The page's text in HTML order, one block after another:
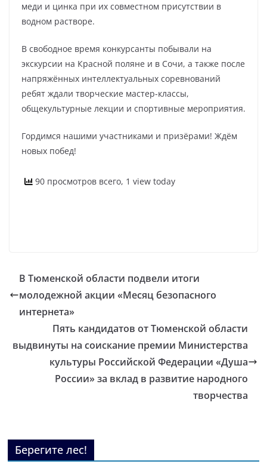
меди и цинка при их совместном присутствии в
водном растворе.
В свободное время конкурсанты побывали на
экскурсии на Красной поляне и в Сочи, а также после
напряжённых интеллектуальных соревнований
ребят ждали творческие мастер-классы,
общекультурные лекции и спортивные мероприятия.
Гордимся нашими участниками и призёрами! Ждём
новых побед!
90 просмотров всего, 1 view today
В Тюменской области подвели итоги
молодежной акции «Месяц безопасного
интернета»
Пять кандидатов от Тюменской области
выдвинуты на соискание премии Министерства
культуры Российской Федерации «Душа
России» за вклад в развитие народного
творчества
Берегите лес!